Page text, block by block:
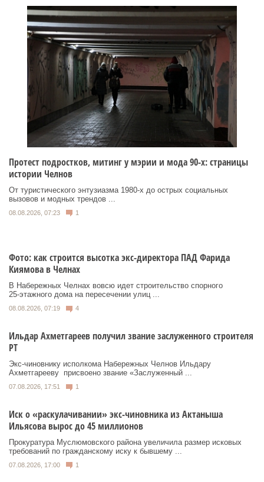
Протест подростков, митинг у мэрии и мода 90-х: страницы
истории Челнов
От туристического энтузиазма 1980‑х до острых социальных
вызовов и модных трендов ...
08.08.2026, 07:23 1
Фото: как строится высотка экс-директора ПАД Фарида
Киямова в Челнах
В Набережных Челнах вовсю идет строительство спорного
25‑этажного дома на пересечении улиц ...
08.08.2026, 07:19 4
Ильдар Ахметгареев получил звание заслуженного строителя
РТ
Экс‑чиновнику исполкома Набережных Челнов Ильдару
Ахметгарееву присвоено звание «Заслуженный ...
07.08.2026, 17:51 1
Иск о «раскулачивании» экс-чиновника из Актаныша
Ильясова вырос до 45 миллионов
Прокуратура Муслюмовского района увеличила размер исковых
требований по гражданскому иску к бывшему ...
07.08.2026, 17:00 1